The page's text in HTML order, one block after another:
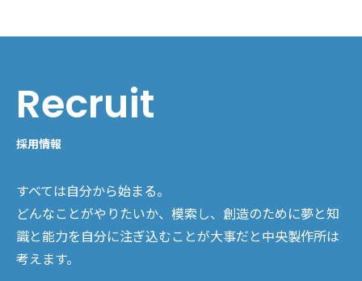
Recruit
採用情報
すべては自分から始まる。
どんなことがやりたいか、模索し、創造のために夢と知
識と能力を自分に注ぎ込むことが大事だと中央製作所は
考えます。